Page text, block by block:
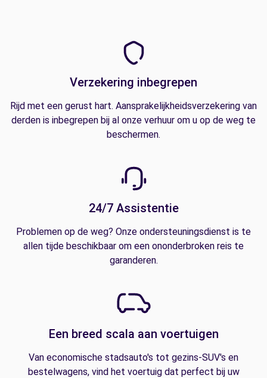
Verzekering inbegrepen
Rijd met een gerust hart. Aansprakelijkheidsverzekering van
derden is inbegrepen bij al onze verhuur om u op de weg te
beschermen.
24/7 Assistentie
Problemen op de weg? Onze ondersteuningsdienst is te
allen tijde beschikbaar om een ononderbroken reis te
garanderen.
Een breed scala aan voertuigen
Van economische stadsauto's tot gezins-SUV's en
bestelwagens, vind het voertuig dat perfect bij uw